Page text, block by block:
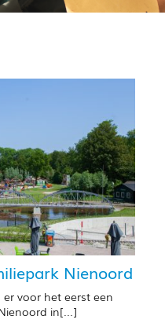
Nienoord
voor het eerst een
in[...]